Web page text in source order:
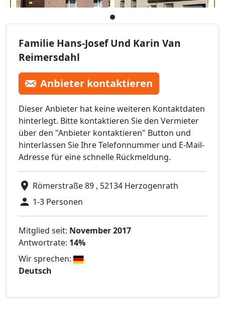
Familie Hans-Josef Und Karin Van
Reimersdahl
Anbieter kontaktieren
Dieser Anbieter hat keine weiteren Kontaktdaten
hinterlegt. Bitte kontaktieren Sie den Vermieter
über den "Anbieter kontaktieren" Button und
hinterlassen Sie Ihre Telefonnummer und E-Mail-
Adresse für eine schnelle Rückmeldung.
Römerstraße 89 , 52134 Herzogenrath
1-3 Personen
Mitglied seit: November 2017
Antwortrate: 14%
Wir sprechen:
Deutsch